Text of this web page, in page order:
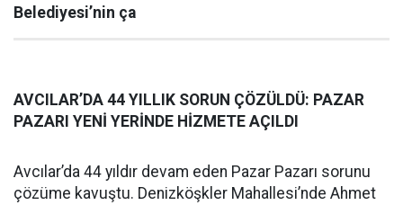
Belediyesi’nin ça
AVCILAR’DA 44 YILLIK SORUN ÇÖZÜLDÜ: PAZAR
PAZARI YENİ YERİNDE HİZMETE AÇILDI
Avcılar’da 44 yıldır devam eden Pazar Pazarı sorunu
çözüme kavuştu. Denizköşkler Mahallesi’nde Ahmet